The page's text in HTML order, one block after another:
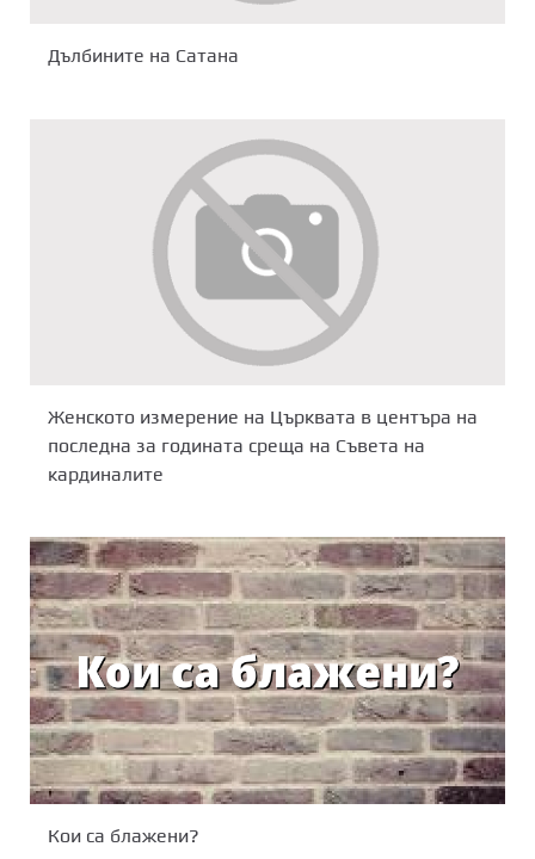
Дълбините на Сатана
Женското измерение на Църквата в центъра на
последна за годината среща на Съвета на
кардиналите
Кои са блажени?